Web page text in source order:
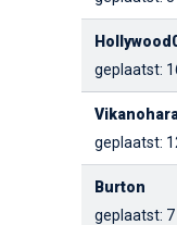
geplaatst:
geplaatst:
Burton
geplaatst: